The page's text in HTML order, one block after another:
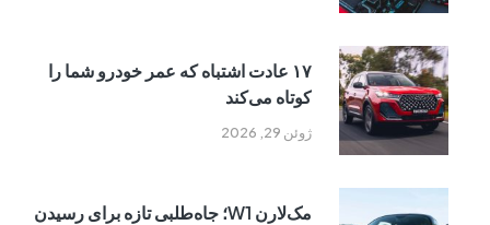
ژوئن 29, 2026
۱۷ عادت اشتباه که عمر خودرو شما را
کوتاه می‌کند
مک‌لارن W1؛ جاه‌طلبی تازه برای رسیدن